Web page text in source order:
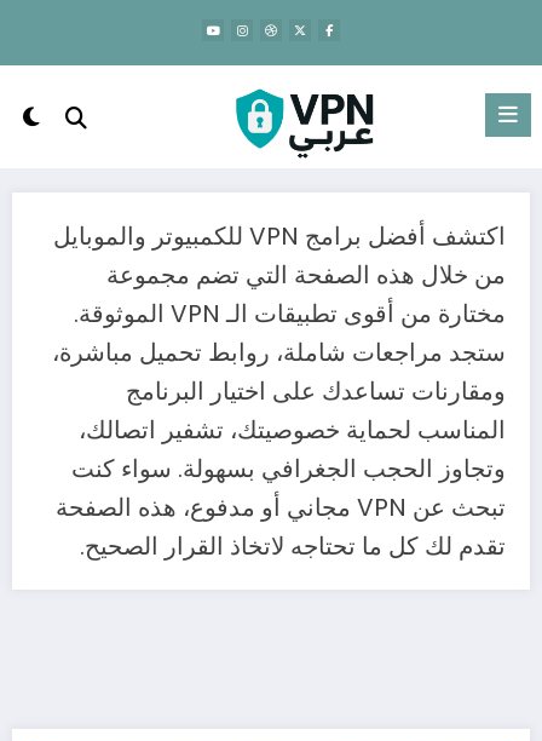
اكتشف أفضل برامج VPN للكمبيوتر والموبايل
من خلال هذه الصفحة التي تضم مجموعة
مختارة من أقوى تطبيقات الـ VPN الموثوقة.
ستجد مراجعات شاملة، روابط تحميل مباشرة،
ومقارنات تساعدك على اختيار البرنامج
المناسب لحماية خصوصيتك، تشفير اتصالك،
وتجاوز الحجب الجغرافي بسهولة. سواء كنت
تبحث عن VPN مجاني أو مدفوع، هذه الصفحة
تقدم لك كل ما تحتاجه لاتخاذ القرار الصحيح.